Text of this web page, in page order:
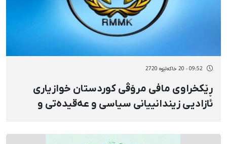
09:52 - 20 خاکەلێوه 2720
ڕێکخراوی مافی مرۆڤی کوردستان خوازیاری
ئازادیی زیندانییانی سیاسی و عەقیدەتی و